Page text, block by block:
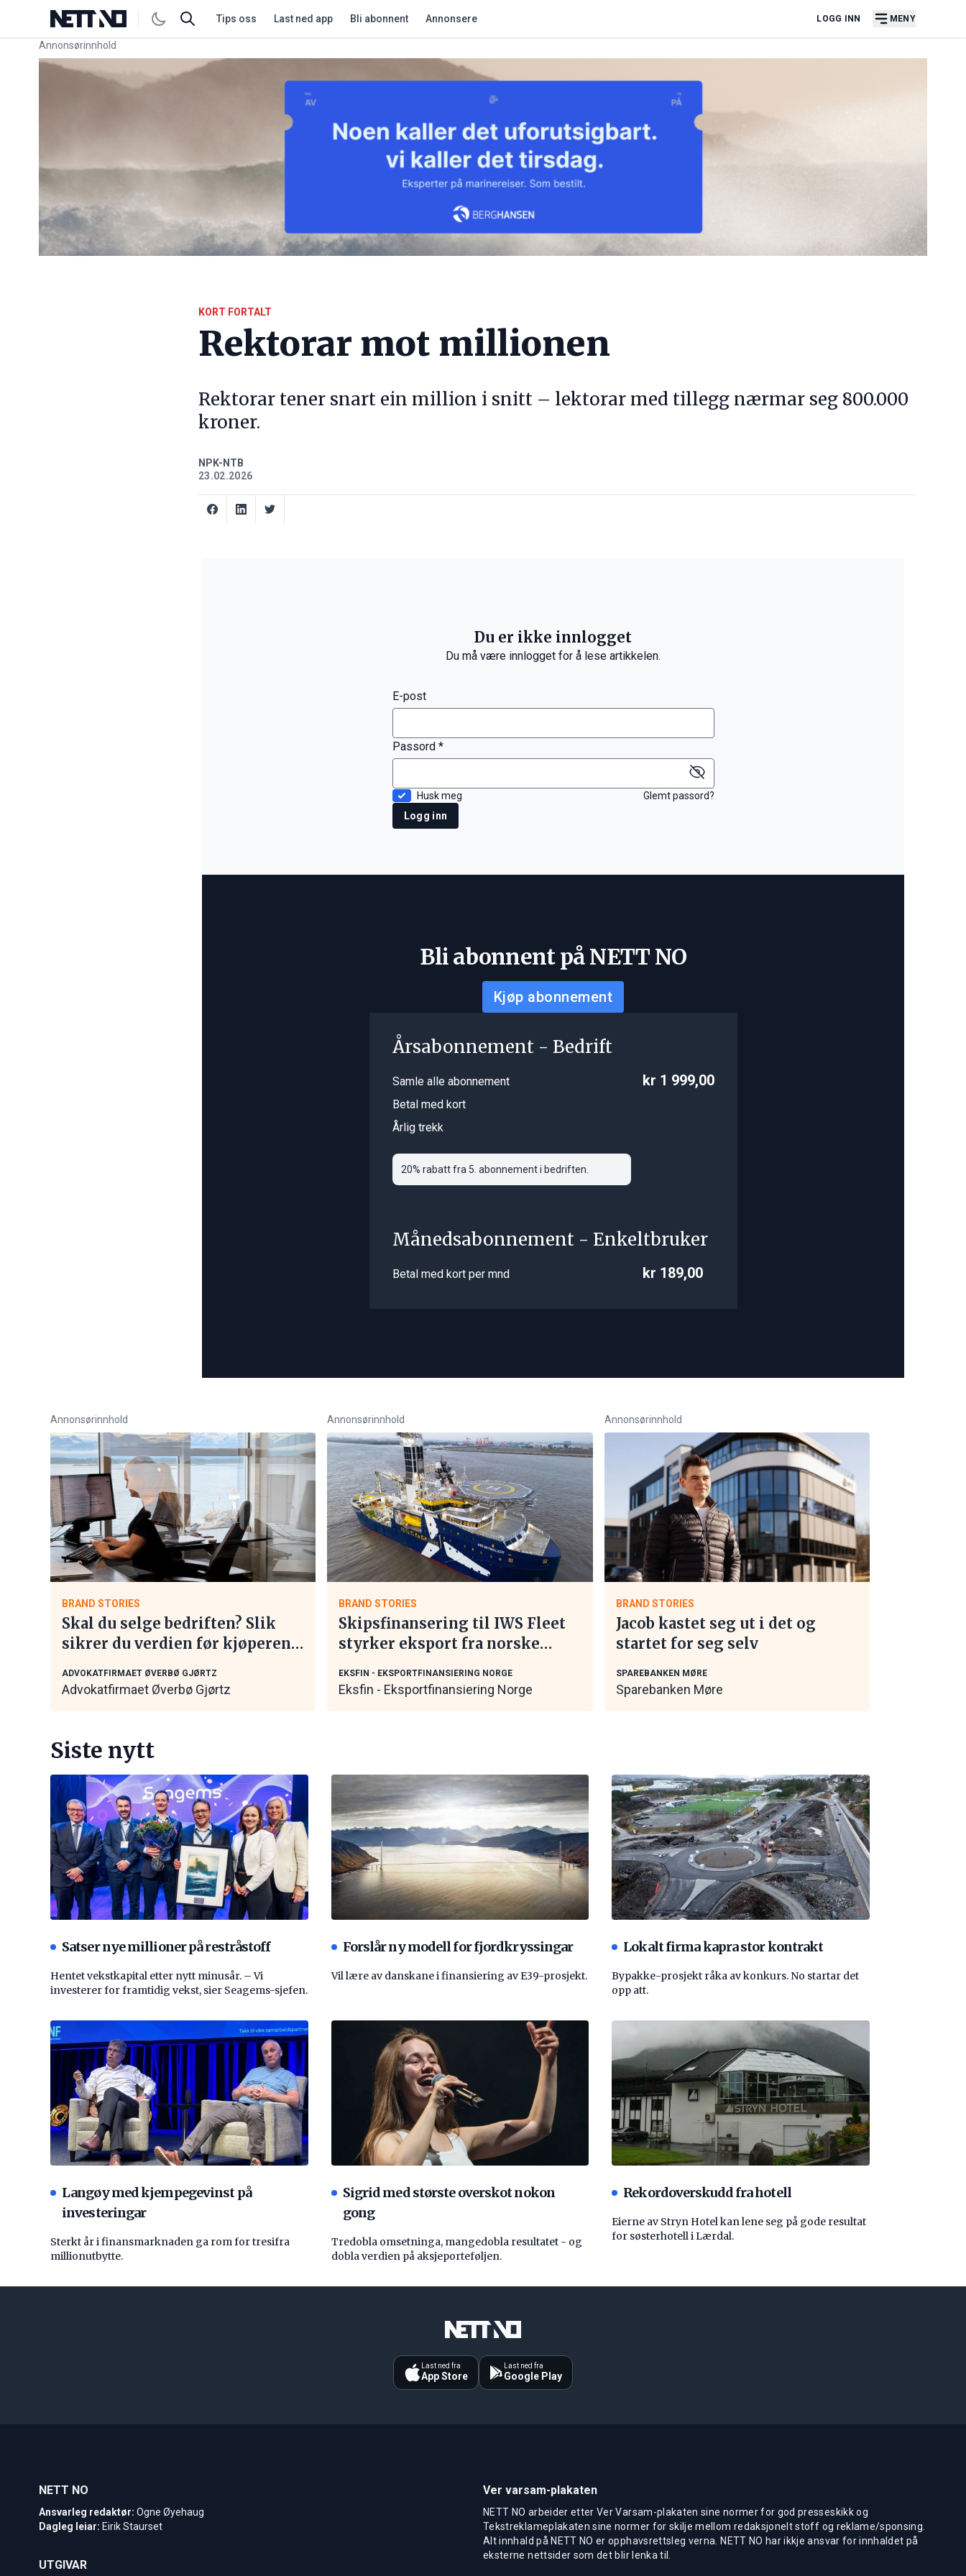
Tips oss Last ned app Bli abonnent Annonsere LOGG INN MENY
Annonsørinnhold
Link for annonse
KORT FORTALT
Rektorar mot millionen
Rektorar tener snart ein million i snitt – lektorar med tillegg nærmar seg 800.000
kroner.
NPK-NTB
23.02.2026
Du er ikke innlogget
Du må være innlogget for å lese artikkelen.
E-post
Passord *
Husk meg
Glemt passord?
Logg inn
Bli abonnent på NETT NO
Kjøp abonnement
Årsabonnement - Bedrift
Samle alle abonnement
Betal med kort
Årlig trekk
20% rabatt fra 5. abonnement i bedriften.
kr 1 999,00
Månedsabonnement - Enkeltbruker
Betal med kort per mnd kr 189,00
Annonsørinnhold
BRAND STORIES
Skal du selge bedriften? Slik
sikrer du verdien før kjøperen
ADVOKATFIRMAET ØVERBØ GJØRTZ
Advokatfirmaet Øverbø Gjørtz
Annonsørinnhold
BRAND STORIES
Skipsfinansering til IWS Fleet
styrker eksport fra norske
EKSFIN - EKSPORTFINANSIERING NORGE
Eksfin - Eksportfinansiering Norge
Annonsørinnhold
BRAND STORIES
Jacob kastet seg ut i det og
startet for seg selv
SPAREBANKEN MØRE
Sparebanken Møre
Siste nytt
Satser nye millioner på restråstoff
Hentet vekstkapital etter nytt minusår. – Vi
investerer for framtidig vekst, sier Seagems-sjefen.
Forslår ny modell for fjordkryssingar
Vil lære av danskane i finansiering av E39-prosjekt.
Lokalt firma kapra stor kontrakt
Bypakke-prosjekt råka av konkurs. No startar det
opp att.
Langøy med kjempegevinst på
investeringar
Sterkt år i finansmarknaden ga rom for tresifra
millionutbytte.
Sigrid med største overskot nokon
gong
Tredobla omsetninga, mangedobla resultatet - og
dobla verdien på aksjeporteføljen.
Rekordoverskudd fra hotell
Eierne av Stryn Hotel kan lene seg på gode resultat
for søsterhotell i Lærdal.
Last ned fra
App Store
Last ned fra
Google Play
NETT NO
Ansvarleg redaktør: Ogne Øyehaug
Dagleg leiar: Eirik Staurset
UTGIVAR
Ver varsam-plakaten
NETT NO arbeider etter Ver Varsam-plakaten sine normer for god presseskikk og
Tekstreklameplakaten sine normer for skilje mellom redaksjonelt stoff og reklame/sponsing.
Alt innhald på NETT NO er opphavsrettsleg verna. NETT NO har ikkje ansvar for innhaldet på
eksterne nettsider som det blir lenka til.